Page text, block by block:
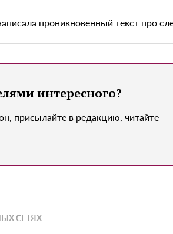
проникновенный текст про
интересного?
присылайте в редакцию, читайте
СЕТЯХ